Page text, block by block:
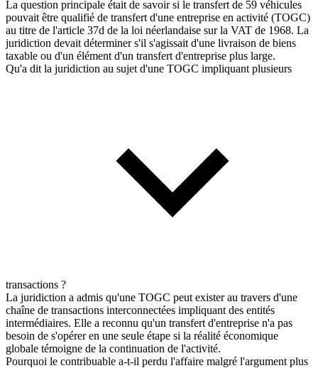
La question principale était de savoir si le transfert de 59 véhicules
pouvait être qualifié de transfert d'une entreprise en activité (TOGC)
au titre de l'article 37d de la loi néerlandaise sur la VAT de 1968. La
juridiction devait déterminer s'il s'agissait d'une livraison de biens
taxable ou d'un élément d'un transfert d'entreprise plus large.
Qu'a dit la juridiction au sujet d'une TOGC impliquant plusieurs
transactions ?
La juridiction a admis qu'une TOGC peut exister au travers d'une
chaîne de transactions interconnectées impliquant des entités
intermédiaires. Elle a reconnu qu'un transfert d'entreprise n'a pas
besoin de s'opérer en une seule étape si la réalité économique
globale témoigne de la continuation de l'activité.
Pourquoi le contribuable a-t-il perdu l'affaire malgré l'argument plus